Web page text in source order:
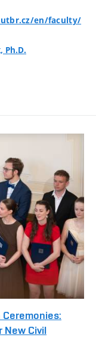
en/faculty/
Ph.D.
New Civil